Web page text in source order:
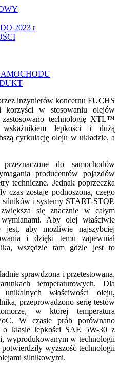
2023 r
inżynierów koncernu FUCHS
korzyści w stosowaniu olejów
technologię XTL™
lepkości i dużą
cyrkulację oleju w układzie, a
do samochodów
producentów pojazdów
techniczne. Jednak poprzeczka
czas zostaje podnoszona, czego
i systemy START-STOP.
się znacznie w całym
Aby olej właściwie
jest, aby możliwie najszybciej
i dzięki temu zapewniał
wszędzie tam gdzie jest to
sprawdzona i przetestowana,
temperaturowych. Dla
właściwości oleju,
przeprowadzono serię testów
w której temperatura
W czasie prób porównano
klasie lepkości SAE 5W-30 z
wyprodukowanym w technologii
wyższość technologii
silnikowymi.